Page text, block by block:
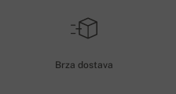
Brza dostava